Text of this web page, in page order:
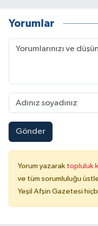
Yorumlar
Gönder
Yorum yazarak topluluk
ve tüm sorumluluğu
Yeşil Afşin Gazetesi